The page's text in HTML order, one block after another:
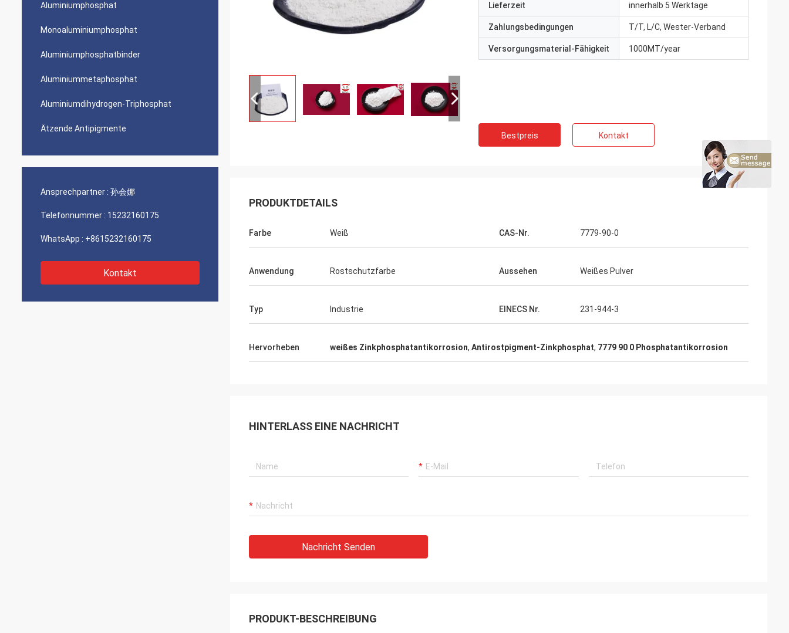
Aluminiumphosphat
Monoaluminiumphosphat
Aluminiumphosphatbinder
Aluminiummetaphosphat
Aluminiumdihydrogen-Triphosphat
Ätzende Antipigmente
Ansprechpartner : 孙会娜
Telefonnummer : 15232160175
WhatsApp : +8615232160175
Kontakt
Lieferzeit innerhalb 5 Werktage
Zahlungsbedingungen T/T, L/C, Wester-Verband
Versorgungsmaterial-Fähigkeit 1000MT/year
Bestpreis Kontakt
PRODUKTDETAILS
Farbe Weiß CAS-Nr. 7779-90-0
Anwendung Rostschutzfarbe Aussehen Weißes Pulver
Typ Industrie EINECS Nr. 231-944-3
Hervorheben weißes Zinkphosphatantikorrosion, Antirostpigment-Zinkphosphat, 7779 90 0 Phosphatantikorrosion
HINTERLASS EINE NACHRICHT
Nachricht Senden
PRODUKT-BESCHREIBUNG